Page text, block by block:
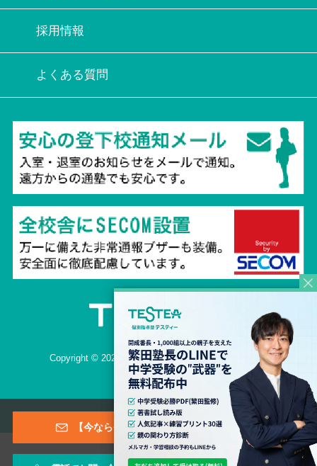
【今なら登録特典あり！】メールマガジン
採用情報
よくある質問
Copyright © 2026 TESTEA CO., All Rights Reserved.